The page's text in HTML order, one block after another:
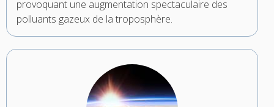
provoquant une augmentation spectaculaire des
polluants gazeux de la troposphère.